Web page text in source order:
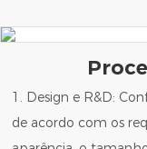
1. Design e R&D:
de acordo com os